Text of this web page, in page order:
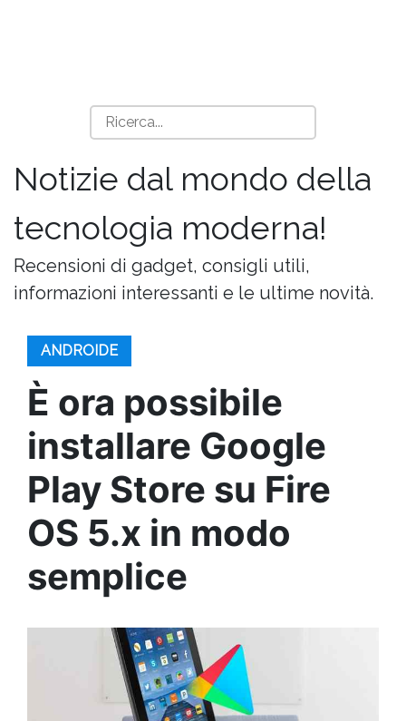
Notizie dal mondo della
tecnologia moderna!
Recensioni di gadget, consigli utili,
informazioni interessanti e le ultime novità.
ANDROIDE
È ora possibile
installare Google
Play Store su Fire
OS 5.x in modo
semplice